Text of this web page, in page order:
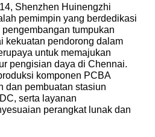
Shenzhen Huinengzhi
pemimpin yang berdedikasi
tumpukan
kekuatan pendorong dalam
untuk memajukan
pengisian daya di Chennai.
komponen PCBA
dan pembuatan stasiun
serta layanan
perangkat lunak dan